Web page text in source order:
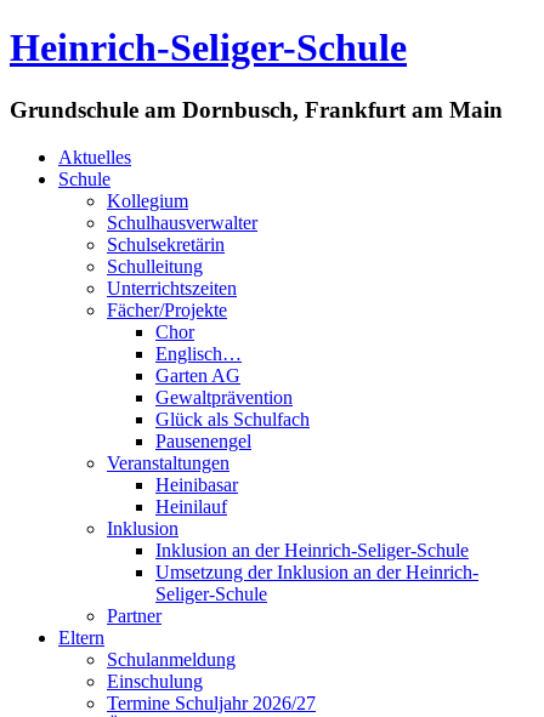
Heinrich-Seliger-Schule
Grundschule am Dornbusch, Frankfurt am Main
Aktuelles
Schule
Kollegium
Schulhausverwalter
Schulsekretärin
Schulleitung
Unterrichtszeiten
Fächer/Projekte
Chor
Englisch…
Garten AG
Gewaltprävention
Glück als Schulfach
Pausenengel
Veranstaltungen
Heinibasar
Heinilauf
Inklusion
Inklusion an der Heinrich-Seliger-Schule
Umsetzung der Inklusion an der Heinrich-
Seliger-Schule
Partner
Eltern
Schulanmeldung
Einschulung
Termine Schuljahr 2026/27